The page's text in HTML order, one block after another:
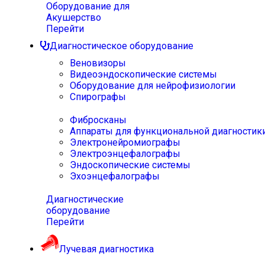
Оборудование для
Акушерство
Перейти
Диагностическое оборудование
Веновизоры
Видеоэндоскопические системы
Оборудование для нейрофизиологии
Спирографы
Фибросканы
Аппараты для функциональной
Электронейромиографы
Электроэнцефалографы
Эндоскопические системы
Эхоэнцефалографы
Диагностические
оборудование
Перейти
Лучевая диагностика